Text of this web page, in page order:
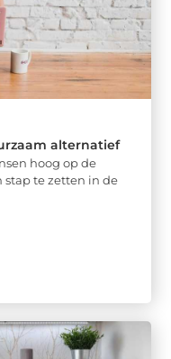
alternatief
hoog op de
stap te zetten in de